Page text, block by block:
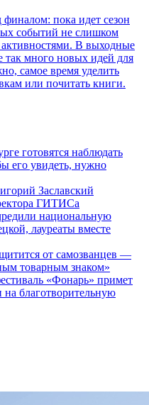
пока идет сезон
событий не слишком
В выходные
так много новых идей для
самое время уделить
или почитать книги.
готовятся наблюдать
его увидеть, нужно
Заславский
ГИТИСа
национальную
лауреаты вместе
от самозванцев —
товарным знаком»
«Фонарь» примет
благотворительную